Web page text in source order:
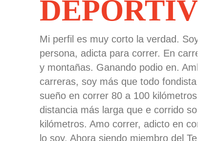
Mi perfil es muy corto la verdad. Soy una
persona, adicta para correr. En carretera
y montañas. Ganando podio en. Ambas
carreras, soy más que todo fondista,
sueño en correr 80 a 100 kilómetros. La
distancia más larga que e corrido son 42
kilómetros. Amo correr, adicto en correr
lo soy. Ahora siendo miembro del Team